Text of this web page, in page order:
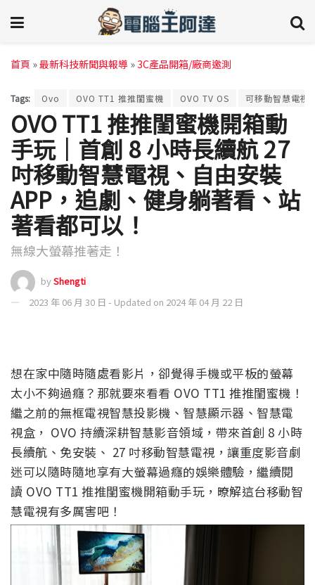
首頁 »最新科技新聞與報導 »3C產品開箱/廠商邀測
Tags: Ovo OVO TT1 推推閨蜜機 OVO TV OS 可移動智慧電視
OVO TT1 推推閨蜜機開箱動
手玩｜首創 8 小時長續航 27
吋移動智慧電視、自由安裝
APP，追劇、健身躺著看、站
著看都可以！
無線大螢幕推著走！
byShengti
2023 年 06 月 30 日 - Updated on 2024 年 04 月 22 日
想在家中隨時隨處看影片，卻覺得手機或平板的螢幕
太小不夠過癮？那就要來看看 OVO TT1 推推閨蜜機！
繼之前的無框電視智慧投影機、智慧顯示器、智慧電
視盒， OVO 持續深耕智慧影音領域，帶來首創 8 小時
長續航、免安裝、 27 吋移動智慧電視，讓重度影音劇
迷可以隨時隨地享有大螢幕過癮的娛樂體驗，繼續閱
讀 OVO TT1 推推閨蜜機開箱動手玩，暸解這台移動智
慧電視有多厲害吧！